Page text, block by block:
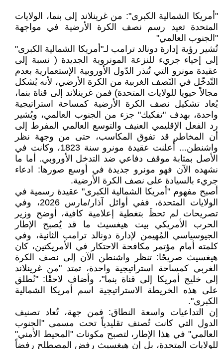
"أمريكا الشمالية الكبرى": من غرينلاند إلى بنما، الولايات
المتحدة تعيد رسم نصف الكرة الأرضية في مواجهة
"الجنوب العالمي"
تُشير رؤية إدارة دونالد ترامب لـ"أمريكا الشمالية الكبرى"
إلى إحياء جريء للنزعة المونروية الجديدة ( نسبة إلى
عقيدة مونرو التي تُنذر الدّول الأوروبية الإستعمارية بعدم
التّدخّل في النّصف الغربية من الكرة الأرضي، لأنه يُشكل
مجالاً حيويا للولايات المتحدة) فمن غرينلاند إلى قناة بنما،
يُعاد تشكيل نصف الكرة الأرضية كمساحة استراتيجية
واحدة، بهدف "تفكيك" جزء من الجنوب العالمي، ويُشير
رد الفعل الإقليمي العنيف والتوسع العالمي المفرط إلى
أن المخاطر قد تفوق المكاسب، حتى من وجهة نظر
واشنطن... أُعلنت عقيدة مونرو سنة 1823، وكانت في
الأصل بمثابة موقف دفاعي ضد التدخل الأوروبي. أما ما
نشهده الآن فهو مونرو جديدة في أوسع صورها: ادعاء
جريء بالسيادة على نصف الكرة الأرضية.
أصبح مفهوم "أمريكا الشمالية الكبرى" عقيدة رسمية في
الولايات المتحدة، ففي أوائل آذار/مارس 2026، وفي
تصريحات لم تحظَ بتغطية إعلامية كافية، أوضح وزير
الحرب الأمريكي بيت هيغسيث ما قد يُصبح الإطار
الجيوسياسي المُهيمن لإدارة دونالد ترامب الثانية، وفي
كلمته أمام مؤتمر مكافحة الاحتكار في الأمريكتين، كان
هيغسيث صريحًا: تنظر واشنطن الآن إلى نصف الكرة
الغربي كمساحة استراتيجية واحدة، تمتد "من غرينلاند
إلى خليج أمريكا إلى قناة بنما"، وأضاف لاحقًا: "نُطلق
على هذه الخريطة الاستراتيجية اسم أمريكا الشمالية
الكبرى".
إن التداعيات واسعة النطاق: فمن جهة، تُعاد تصنيف
الدول التي كانت تُصنف تقليدياً تحت مسمى "الجنوب
العالمي" في هذا الإطار، لتصبح مكونات "المحيط الأمني"
للولايات المتحدة، بل إن هيغسيث رفض المصطلح رفضاً